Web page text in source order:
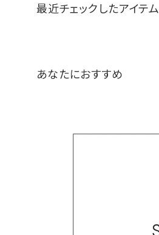
最近チェックしたアイテム
あなたにおすすめ